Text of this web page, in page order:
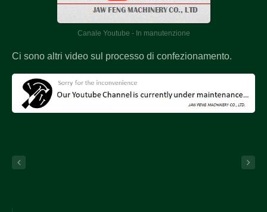
Canale Youtube - In manutenzione
Ci sono altri video sul processo di confezionamento.